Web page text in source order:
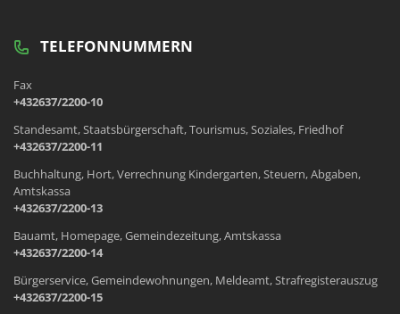
TELEFONNUMMERN
Fax
+432637/2200-10
Standesamt, Staatsbürgerschaft, Tourismus, Soziales, Friedhof
+432637/2200-11
Buchhaltung, Hort, Verrechnung Kindergarten, Steuern, Abgaben,
Amtskassa
+432637/2200-13
Bauamt, Homepage, Gemeindezeitung, Amtskassa
+432637/2200-14
Bürgerservice, Gemeindewohnungen, Meldeamt, Strafregisterauszug
+432637/2200-15